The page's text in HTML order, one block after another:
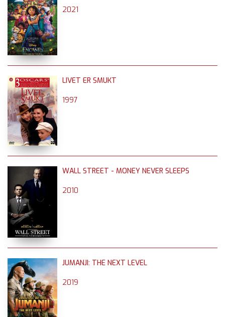
2021
LIVET ER SMUKT
1997
WALL STREET - MONEY NEVER SLEEPS
2010
JUMANJI: THE NEXT LEVEL
2019